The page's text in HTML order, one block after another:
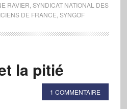
RAVIER SYNDICAT NATIONAL DES
DE FRANCE SYNGOF
la pitié
1 COMMENTAIRE